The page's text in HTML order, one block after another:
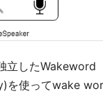
立したWakeword
を使ってwake